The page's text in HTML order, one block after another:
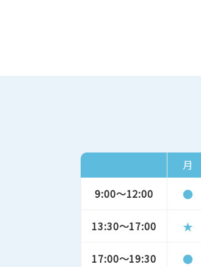
月
9:00～12:00 ●
13:30～17:00 ★
17:00～19:30 ●